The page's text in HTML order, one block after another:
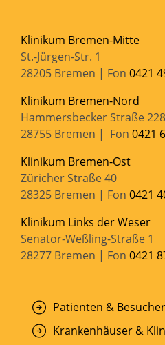
Klinikum Bremen-Mitte
St.-Jürgen-Str. 1
28205 Bremen | Fon 0421
Klinikum Bremen-Nord
Hammersbecker Straße 228
28755 Bremen | Fon 0421
Klinikum Bremen-Ost
Züricher Straße 40
28325 Bremen | Fon 0421
Klinikum Links der Weser
Senator-Weßling-Straße 1
28277 Bremen | Fon 0421
Patienten & Besucher
Krankenhäuser &